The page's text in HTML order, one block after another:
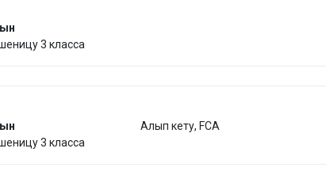
3 класса
3 класса
Алып кету, FCA